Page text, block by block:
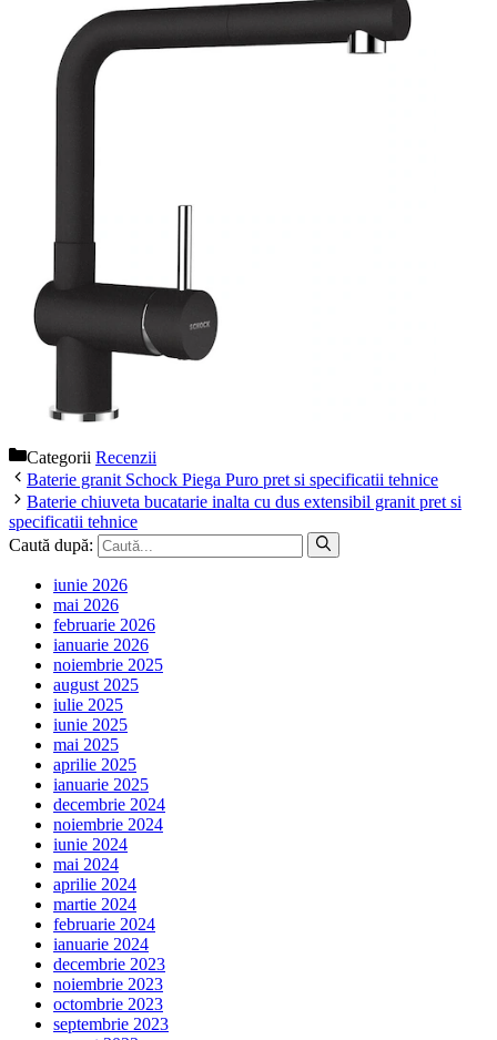
Categorii Recenzii
Baterie granit Schock Piega Puro pret si specificatii tehnice
Baterie chiuveta bucatarie inalta cu dus extensibil granit pret si
specificatii tehnice
Caută după:
iunie 2026
mai 2026
februarie 2026
ianuarie 2026
noiembrie 2025
august 2025
iulie 2025
iunie 2025
mai 2025
aprilie 2025
ianuarie 2025
decembrie 2024
noiembrie 2024
iunie 2024
mai 2024
aprilie 2024
martie 2024
februarie 2024
ianuarie 2024
decembrie 2023
noiembrie 2023
octombrie 2023
septembrie 2023